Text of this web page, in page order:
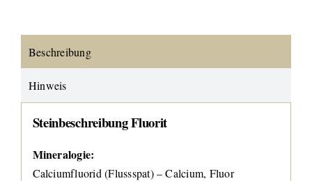
Beschreibung
Hinweis
Steinbeschreibung Fluorit
Mineralogie:
Calciumfluorid (Flussspat) – Calcium, Fluor